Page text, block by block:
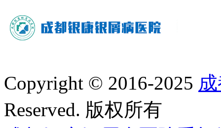
Copyright © 2016-2025
Reserved. 版权所有